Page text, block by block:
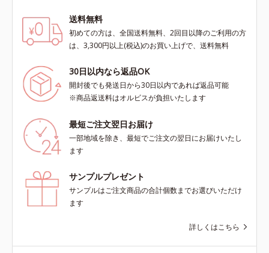
送料無料
初めての方は、全国送料無料、2回目以降のご利用の方
は、3,300円以上(税込)のお買い上げで、送料無料
30日以内なら返品OK
開封後でも発送日から30日以内であれば返品可能
※商品返送料はオルビスが負担いたします
最短ご注文翌日お届け
一部地域を除き、最短でご注文の翌日にお届けいたし
ます
サンプルプレゼント
サンプルはご注文商品の合計個数までお選びいただけ
ます
詳しくはこちら